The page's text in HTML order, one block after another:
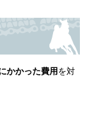
かかった費用を対